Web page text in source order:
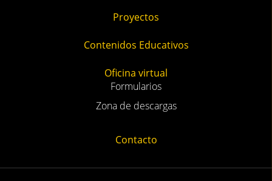
Proyectos
Contenidos Educativos
Oficina virtual
Formularios
Zona de descargas
Contacto